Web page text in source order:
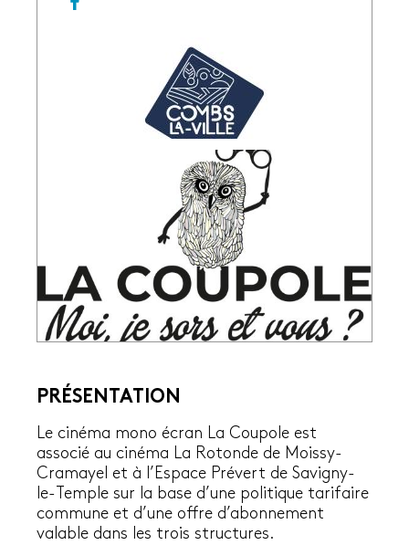
PRÉSENTATION
Le cinéma mono écran La Coupole est
associé au cinéma La Rotonde de Moissy-
Cramayel et à l’Espace Prévert de Savigny-
le-Temple sur la base d’une politique tarifaire
commune et d’une offre d’abonnement
valable dans les trois structures.